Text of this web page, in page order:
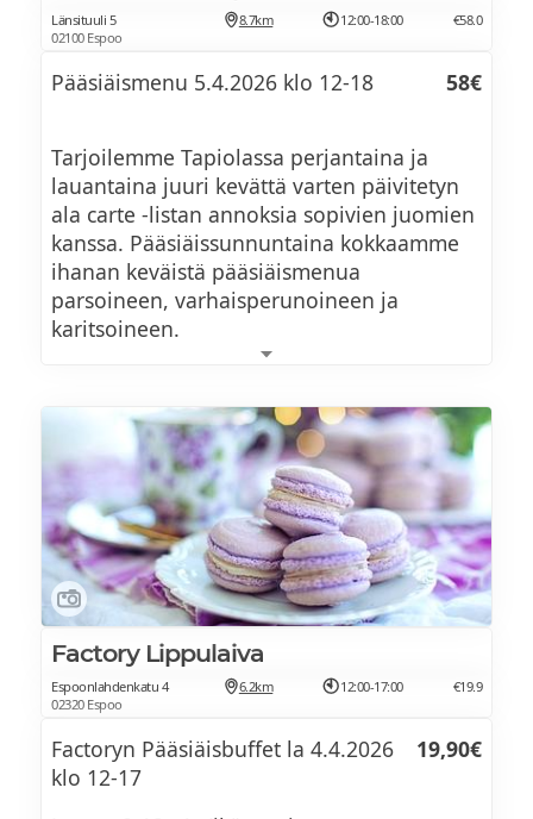
Länsituuli 5
02100 Espoo
8.7km 12:00-18:00 €58.0
Pääsiäismenu 5.4.2026 klo 12-18 58€
Tarjoilemme Tapiolassa perjantaina ja
lauantaina juuri kevättä varten päivitetyn
ala carte -listan annoksia sopivien juomien
kanssa. Pääsiäissunnuntaina kokkaamme
ihanan keväistä pääsiäismenua
parsoineen, varhaisperunoineen ja
karitsoineen.
Muista tehdä pöytävaraus!
Klikkaa tästä ja tutustu menuun >>
Factory Lippulaiva
Espoonlahdenkatu 4
02320 Espoo
6.2km 12:00-17:00 €19.9
Factoryn Pääsiäisbuffet la 4.4.2026
klo 12-17
19,90€